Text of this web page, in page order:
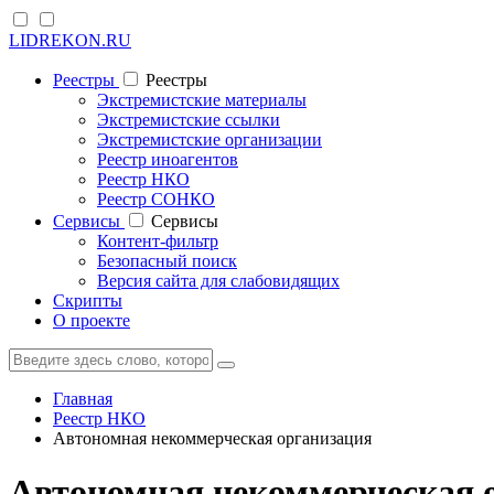
LIDREKON.RU
Реестры
Реестры
Экстремистские материалы
Экстремистские ссылки
Экстремистские организации
Реестр иноагентов
Реестр НКО
Реестр СОНКО
Cервисы
Cервисы
Контент-фильтр
Безопасный поиск
Версия сайта для слабовидящих
Скрипты
О проекте
Главная
Реестр НКО
Автономная некоммерческая организация